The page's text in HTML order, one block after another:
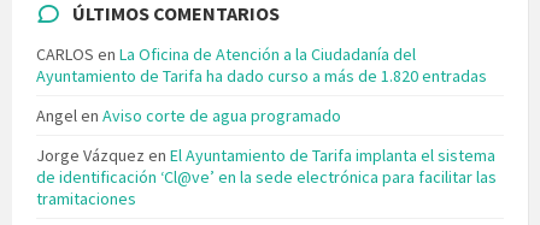
ÚLTIMOS COMENTARIOS
CARLOS en La Oficina de Atención a la Ciudadanía del
Ayuntamiento de Tarifa ha dado curso a más de 1.820 entradas
Angelen Aviso corte de agua programado
Jorge Vázquez en El Ayuntamiento de Tarifa implanta el sistema
de identificación ‘Cl@ve’ en la sede electrónica para facilitar las
tramitaciones